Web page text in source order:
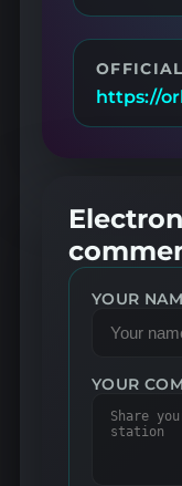
https://
YOUR
YOUR